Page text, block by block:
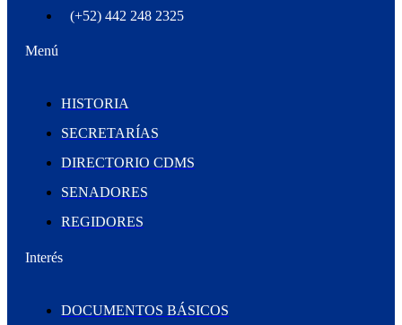
(+52) 442 248 2325
Menú
HISTORIA
SECRETARÍAS
DIRECTORIO CDMS
SENADORES
REGIDORES
Interés
DOCUMENTOS BÁSICOS